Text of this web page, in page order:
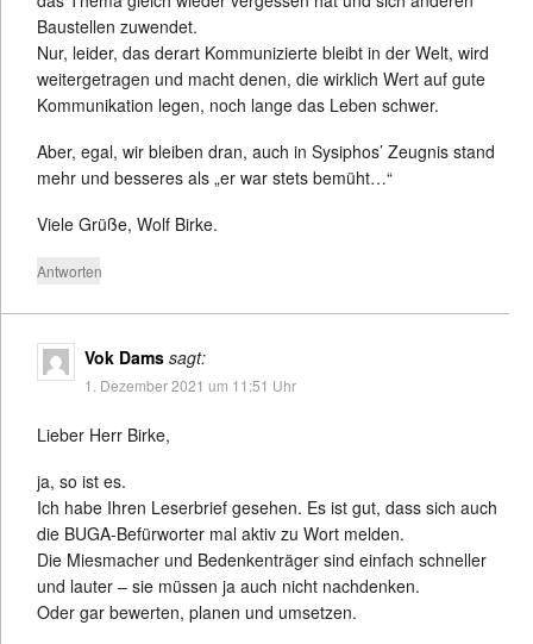
Baustellen zuwendet.
Nur, leider, das derart Kommunizierte bleibt in der Welt, wird
weitergetragen und macht denen, die wirklich Wert auf gute
Kommunikation legen, noch lange das Leben schwer.
Aber, egal, wir bleiben dran, auch in Sysiphos’ Zeugnis stand
mehr und besseres als „er war stets bemüht…“
Viele Grüße, Wolf Birke.
Antworten
Vok Dams sagt:
1. Dezember 2021 um 11:51 Uhr
Lieber Herr Birke,
ja, so ist es.
Ich habe Ihren Leserbrief gesehen. Es ist gut, dass sich auch
die BUGA-Befürworter mal aktiv zu Wort melden.
Die Miesmacher und Bedenkenträger sind einfach schneller
und lauter – sie müssen ja auch nicht nachdenken.
Oder gar bewerten, planen und umsetzen.